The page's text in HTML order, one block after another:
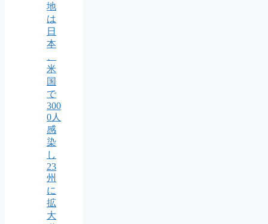
地
は
日
本
米
国
で
300
0人
感
染
し
23
州
に
拡
大